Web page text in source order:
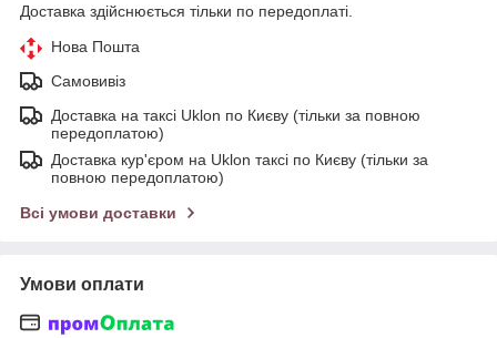
Доставка здійснюється тільки по передоплаті.
Нова Пошта
Самовивіз
Доставка на таксі Uklon по Києву (тільки за повною
передоплатою)
Доставка кур'єром на Uklon таксі по Києву (тільки за
повною передоплатою)
Всі умови доставки
Умови оплати